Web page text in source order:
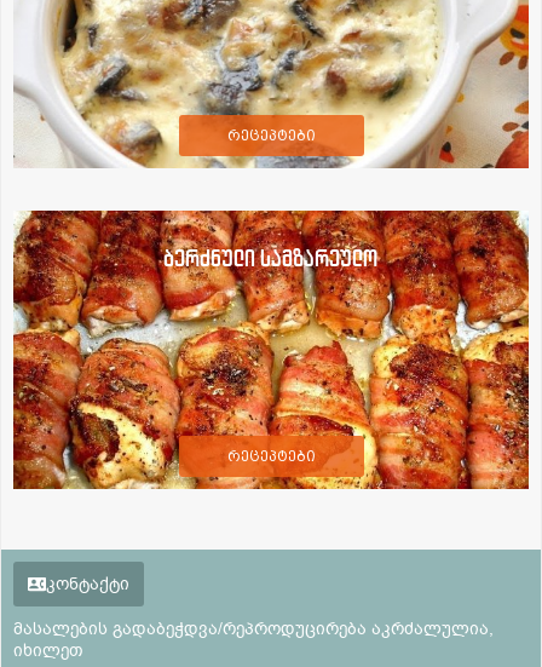
რეცეპტები
ბერძნული სამზარეულო
რეცეპტები
კონტაქტი
მასალების გადაბეჭდვა/რეპროდუცირება აკრძალულია,
იხილეთ